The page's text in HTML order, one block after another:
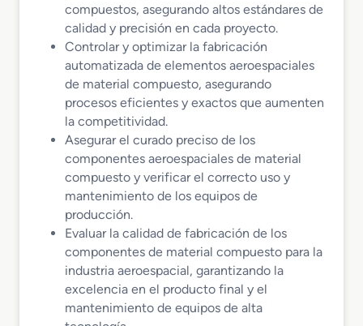
compuestos, asegurando altos estándares de
calidad y precisión en cada proyecto.
Controlar y optimizar la fabricación
automatizada de elementos aeroespaciales
de material compuesto, asegurando
procesos eficientes y exactos que aumenten
la competitividad.
Asegurar el curado preciso de los
componentes aeroespaciales de material
compuesto y verificar el correcto uso y
mantenimiento de los equipos de
producción.
Evaluar la calidad de fabricación de los
componentes de material compuesto para la
industria aeroespacial, garantizando la
excelencia en el producto final y el
mantenimiento de equipos de alta